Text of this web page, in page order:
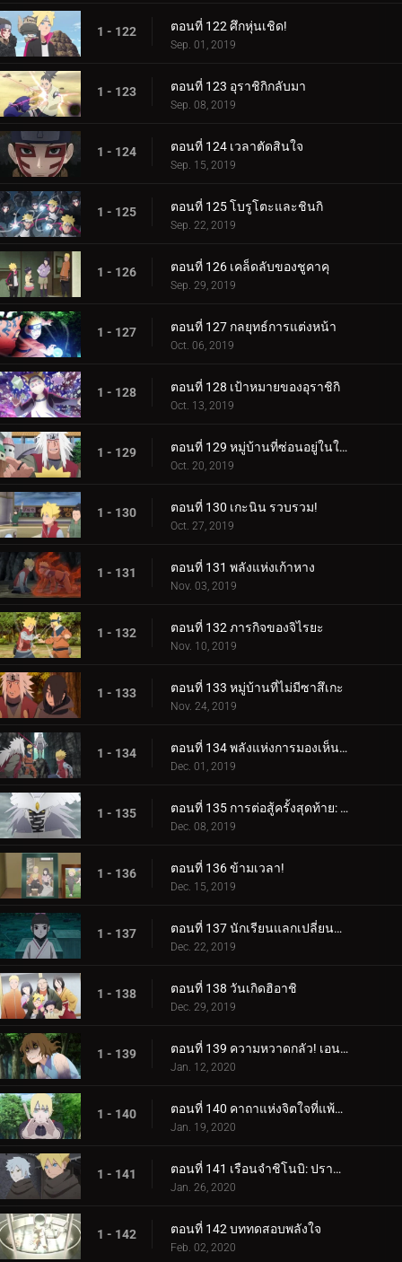
1 - 122 ตอนที่ 122 ศึกหุ่นเชิด!
Sep. 01, 2019
1 - 123 ตอนที่ 123 อุราชิกิกลับมา
Sep. 08, 2019
1 - 124 ตอนที่ 124 เวลาตัดสินใจ
Sep. 15, 2019
1 - 125 ตอนที่ 125 โบรูโตะและชินกิ
Sep. 22, 2019
1 - 126 ตอนที่ 126 เคล็ดลับของชูคาคุ
Sep. 29, 2019
1 - 127 ตอนที่ 127 กลยุทธ์การแต่งหน้า
Oct. 06, 2019
1 - 128 ตอนที่ 128 เป้าหมายของอุราชิกิ
Oct. 13, 2019
1 - 129 ตอนที่ 129 หมู่บ้านที่ซ่อนอยู่ในใบไม้
Oct. 20, 2019
1 - 130 ตอนที่ 130 เกะนิน รวบรวม!
Oct. 27, 2019
1 - 131 ตอนที่ 131 พลังแห่งเก้าหาง
Nov. 03, 2019
1 - 132 ตอนที่ 132 ภารกิจของจิไรยะ
Nov. 10, 2019
1 - 133 ตอนที่ 133 หมู่บ้านที่ไม่มีซาสึเกะ
Nov. 24, 2019
1 - 134 ตอนที่ 134 พลังแห่งการมองเห็นอนาคต
Dec. 01, 2019
1 - 135 ตอนที่ 135 การต่อสู้ครั้งสุดท้าย: อุราชิกิ
Dec. 08, 2019
1 - 136 ตอนที่ 136 ข้ามเวลา!
Dec. 15, 2019
1 - 137 ตอนที่ 137 นักเรียนแลกเปลี่ยนซามูไร
Dec. 22, 2019
1 - 138 ตอนที่ 138 วันเกิดฮิอาชิ
Dec. 29, 2019
1 - 139 ตอนที่ 139 ความหวาดกลัว! เอนโกะ โอนิคุมะ!
Jan. 12, 2020
1 - 140 ตอนที่ 140 คาถาแห่งจิตใจที่แพ้มันฝรั่งทอด
Jan. 19, 2020
1 - 141 ตอนที่ 141 เรือนจำชิโนบิ: ปราสาทโฮซึกิ
Jan. 26, 2020
1 - 142 ตอนที่ 142 บททดสอบพลังใจ
Feb. 02, 2020